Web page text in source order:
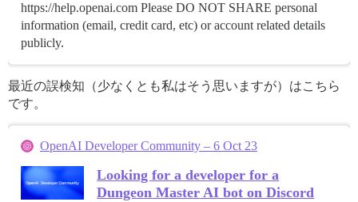
https://help.openai.com Please DO NOT SHARE personal
information (email, credit card, etc) or account related details
publicly.
最近の誤検知（少なくとも私はそう思いますが）はこちら
です。
OpenAI Developer Community – 6 Oct 23
Looking for a developer for a
Dungeon Master AI bot on Discord